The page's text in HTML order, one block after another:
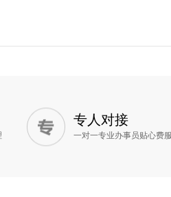
专人对接
一对一专业办事员贴心费